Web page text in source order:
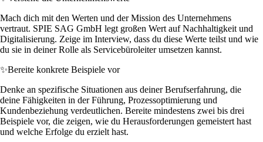
Mach dich mit den Werten und der Mission des Unternehmens
vertraut. SPIE SAG GmbH legt großen Wert auf Nachhaltigkeit und
Digitalisierung. Zeige im Interview, dass du diese Werte teilst und wie
du sie in deiner Rolle als Servicebüroleiter umsetzen kannst.
✨Bereite konkrete Beispiele vor
Denke an spezifische Situationen aus deiner Berufserfahrung, die
deine Fähigkeiten in der Führung, Prozessoptimierung und
Kundenbeziehung verdeutlichen. Bereite mindestens zwei bis drei
Beispiele vor, die zeigen, wie du Herausforderungen gemeistert hast
und welche Erfolge du erzielt hast.